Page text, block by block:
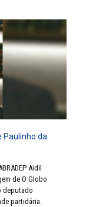
Paulinho da
Aidil
de O Globo
deputado
partidária.